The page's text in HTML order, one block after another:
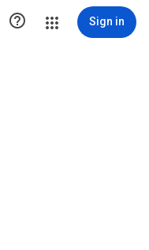
 Sign in